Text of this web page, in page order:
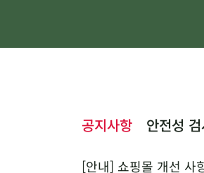
공지사항 안전성
[안내] 쇼핑몰 개선 사